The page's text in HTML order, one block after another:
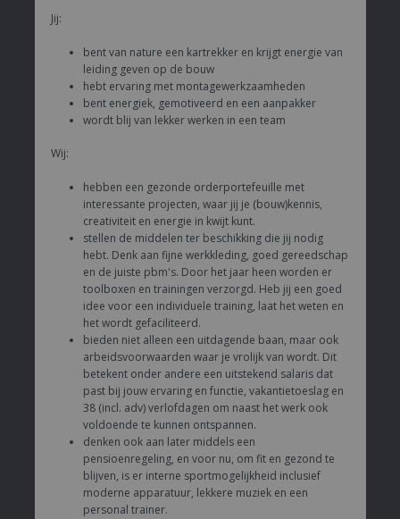
Jij:
bent van nature een kartrekker en krijgt energie van
leiding geven op de bouw
hebt ervaring met montagewerkzaamheden
bent energiek, gemotiveerd en een aanpakker
wordt blij van lekker werken in een team
Wij:
hebben een gezonde orderportefeuille met
interessante projecten, waar jij je (bouw)kennis,
creativiteit en energie in kwijt kunt.
stellen de middelen ter beschikking die jij nodig
hebt. Denk aan fijne werkkleding, goed gereedschap
en de juiste pbm's. Door het jaar heen worden er
toolboxen en trainingen verzorgd. Heb jij een goed
idee voor een individuele training, laat het weten en
het wordt gefaciliteerd.
bieden niet alleen een uitdagende baan, maar ook
arbeidsvoorwaarden waar je vrolijk van wordt. Dit
betekent onder andere een uitstekend salaris dat
past bij jouw ervaring en functie, vakantietoeslag en
38 (incl. adv) verlofdagen om naast het werk ook
voldoende te kunnen ontspannen.
denken ook aan later middels een
pensioenregeling, en voor nu, om fit en gezond te
blijven, is er interne sportmogelijkheid inclusief
moderne apparatuur, lekkere muziek en een
personal trainer.